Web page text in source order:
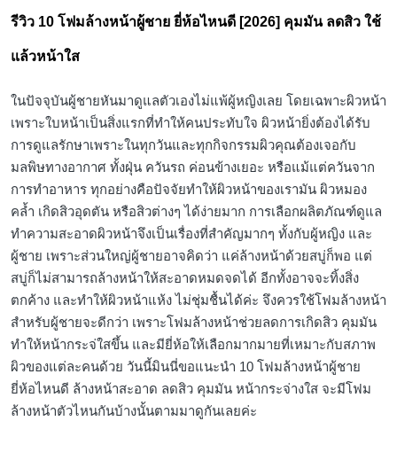
รีวิว 10 โฟมล้างหน้าผู้ชาย ยี่ห้อไหนดี [2026] คุมมัน ลดสิว ใช้
แล้วหน้าใส
ในปัจจุบันผู้ชายหันมาดูแลตัวเองไม่แพ้ผู้หญิงเลย โดยเฉพาะผิวหน้า
เพราะใบหน้าเป็นสิ่งแรกที่ทำให้คนประทับใจ ผิวหน้ายิ่งต้องได้รับ
การดูแลรักษาเพราะในทุกวันและทุกกิจกรรมผิวคุณต้องเจอกับ
มลพิษทางอากาศ ทั้งฝุ่น ควันรถ ค่อนข้างเยอะ หรือแม้แต่ควันจาก
การทำอาหาร ทุกอย่างคือปัจจัยทำให้ผิวหน้าของเรามัน ผิวหมอง
คล้ำ เกิดสิวอุดตัน หรือสิวต่างๆ ได้ง่ายมาก การเลือกผลิตภัณฑ์ดูแล
ทำความสะอาดผิวหน้าจึงเป็นเรื่องที่สำคัญมากๆ ทั้งกับผู้หญิง และ
ผู้ชาย เพราะส่วนใหญ่ผู้ชายอาจคิดว่า แค่ล้างหน้าด้วยสบู่ก็พอ แต่
สบู่ก็ไม่สามารถล้างหน้าให้สะอาดหมดจดได้ อีกทั้งอาจจะทิ้งสิ่ง
ตกค้าง และทำให้ผิวหน้าแห้ง ไม่ชุ่มชื้นได้ค่ะ จึงควรใช้โฟมล้างหน้า
สำหรับผู้ชายจะดีกว่า เพราะโฟมล้างหน้าช่วยลดการเกิดสิว คุมมัน
ทำให้หน้ากระจ่ใสขึ้น และมียี่ห้อให้เลือกมากมายที่เหมาะกับสภาพ
ผิวของแต่ละคนด้วย วันนี้มินนี่ขอแนะนำ 10 โฟมล้างหน้าผู้ชาย
ยี่ห้อไหนดี ล้างหน้าสะอาด ลดสิว คุมมัน หน้ากระจ่างใส จะมีโฟม
ล้างหน้าตัวไหนกันบ้างนั้นตามมาดูกันเลยค่ะ